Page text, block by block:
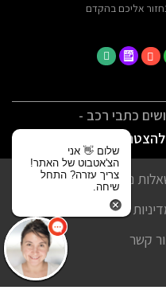
אליכם בהקדם
כתבי רכב -
נפוצות
פרטיות
קשר
שלום 👋 אני
הצ'אטבוט של האתר!
צריך עזרה? התחל
שיחה.